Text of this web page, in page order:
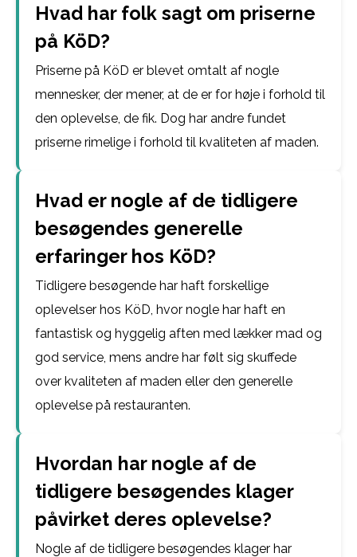
Hvad har folk sagt om priserne
på KöD?
Priserne på KöD er blevet omtalt af nogle
mennesker, der mener, at de er for høje i forhold til
den oplevelse, de fik. Dog har andre fundet
priserne rimelige i forhold til kvaliteten af maden.
Hvad er nogle af de tidligere
besøgendes generelle
erfaringer hos KöD?
Tidligere besøgende har haft forskellige
oplevelser hos KöD, hvor nogle har haft en
fantastisk og hyggelig aften med lækker mad og
god service, mens andre har følt sig skuffede
over kvaliteten af maden eller den generelle
oplevelse på restauranten.
Hvordan har nogle af de
tidligere besøgendes klager
påvirket deres oplevelse?
Nogle af de tidligere besøgendes klager har